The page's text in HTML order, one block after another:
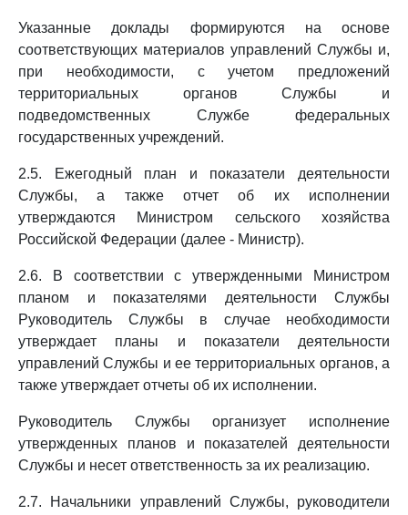
Указанные доклады формируются на основе
соответствующих материалов управлений Службы и,
при необходимости, с учетом предложений
территориальных органов Службы и
подведомственных Службе федеральных
государственных учреждений.
2.5. Ежегодный план и показатели деятельности
Службы, а также отчет об их исполнении
утверждаются Министром сельского хозяйства
Российской Федерации (далее - Министр).
2.6. В соответствии с утвержденными Министром
планом и показателями деятельности Службы
Руководитель Службы в случае необходимости
утверждает планы и показатели деятельности
управлений Службы и ее территориальных органов, а
также утверждает отчеты об их исполнении.
Руководитель Службы организует исполнение
утвержденных планов и показателей деятельности
Службы и несет ответственность за их реализацию.
2.7. Начальники управлений Службы, руководители